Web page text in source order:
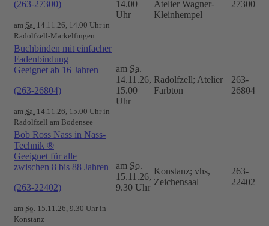
(263-27300)
am Sa. 14.11.26, 14.00 Uhr in
Radolfzell-Markelfingen
14.00
Uhr
Atelier Wagner-
Kleinhempel
27300
Buchbinden mit einfacher
Fadenbindung
Geeignet ab 16 Jahren
(263-26804)
am Sa. 14.11.26, 15.00 Uhr in
Radolfzell am Bodensee
am Sa.
14.11.26,
15.00
Uhr
Radolfzell; Atelier
Farbton
263-
26804
Bob Ross Nass in Nass-
Technik ®
Geeignet für alle
zwischen 8 bis 88 Jahren
(263-22402)
am So. 15.11.26, 9.30 Uhr in
Konstanz
am So.
15.11.26,
9.30 Uhr
Konstanz; vhs,
Zeichensaal
263-
22402